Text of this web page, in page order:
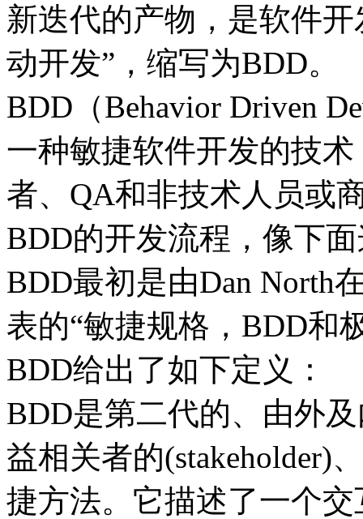
新迭代的产物，是软件
动开发”，缩写为BDD。
BDD（Behavior Driven
一种敏捷软件开发的技
者、QA和非技术人员或
BDD的开发流程，像下
BDD最初是由Dan North
表的“敏捷规格，BDD和
BDD给出了如下定义：
BDD是第二代的、由外
益相关者的(stakeholder)
捷方法。它描述了一个